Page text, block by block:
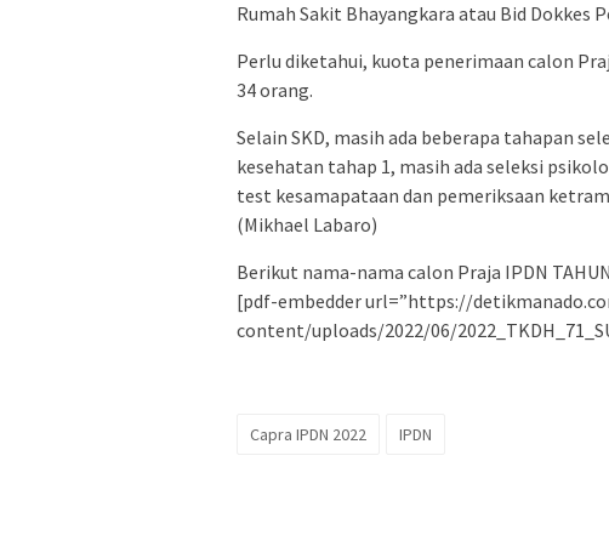
Rumah Sakit Bhayangkara atau Bid Dokkes
Perlu diketahui, kuota penerimaan calon
34 orang.
Selain SKD, masih ada beberapa tahapan
kesehatan tahap 1, masih ada seleksi
test kesamapataan dan pemeriksaan
(Mikhael Labaro)
Berikut nama-nama calon Praja IPDN
[pdf-embedder url=”https://
content/uploads/2022/06/
Capra IPDN 2022 IPDN